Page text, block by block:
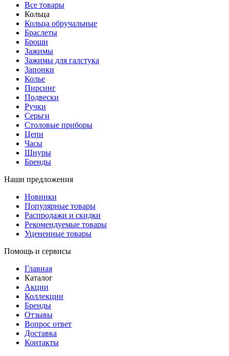
Все товары
Кольца
Кольца обручальные
Браслеты
Броши
Зажимы
Зажимы для галстука
Запонки
Колье
Пирсинг
Подвески
Ручки
Серьги
Столовые приборы
Цепи
Часы
Шнуры
Бренды
Наши предложения
Новинки
Популярные товары
Распродажи и скидки
Рекомендуемые товары
Уцененные товары
Помощь и сервисы
Главная
Каталог
Акции
Коллекции
Бренды
Отзывы
Вопрос ответ
Доставка
Контакты